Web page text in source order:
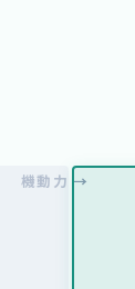
機動力 →